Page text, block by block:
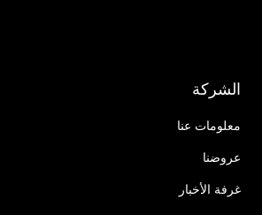
الشركة
معلومات عنا
عروضنا
غرفة الأخبار